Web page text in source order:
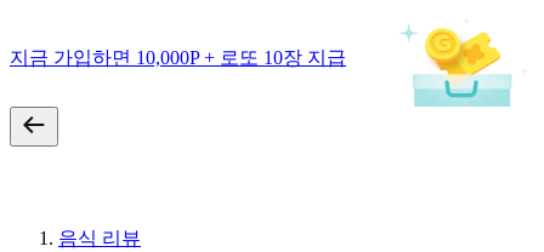
지금 가입하면 10,000P + 로또 10장 지급
음식 리뷰